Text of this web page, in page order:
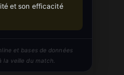
et son efficacité
et bases de données
la veille du match.